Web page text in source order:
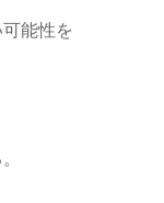
能性を